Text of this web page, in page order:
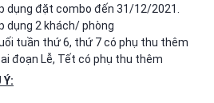
dụng đặt combo đến 31/12/2021.
dụng 2 khách/ phòng
tuần thứ 6, thứ 7 có phụ thu thêm
đoạn Lễ, Tết có phụ thu thêm
Ý: